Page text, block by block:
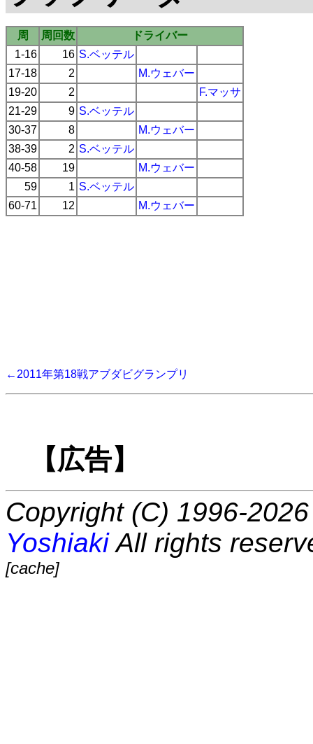
周 周回数
ドライバー
1-16
16 S.ベッテル
17-18
2
M.ウェバー
19-20
2
F.マッサ
21-29
9 S.ベッテル
30-37
8
M.ウェバー
38-39
2 S.ベッテル
40-58
19
M.ウェバー
59
1 S.ベッテル
60-71
12 M.ウェバー
←2011年第18戦アブダビグランプリ
【広告】
Copyright (C) 1996-
YoshiakiAll rights
[cache]